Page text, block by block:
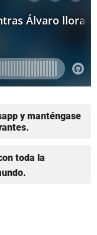
y manténgase
toda la